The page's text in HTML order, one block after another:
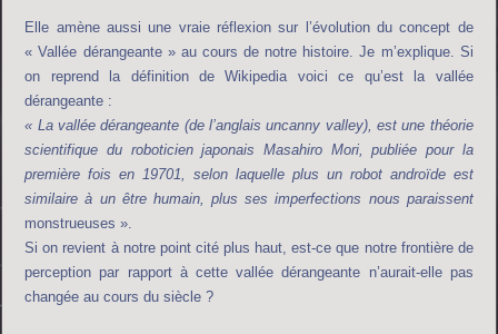
Elle amène aussi une vraie réflexion sur l’évolution du concept de
« Vallée dérangeante » au cours de notre histoire. Je m’explique. Si
on reprend la définition de Wikipedia voici ce qu’est la vallée
dérangeante :
« La vallée dérangeante (de l’anglais uncanny valley), est une théorie
scientifique du roboticien japonais Masahiro Mori, publiée pour la
première fois en 19701, selon laquelle plus un robot androïde est
similaire à un être humain, plus ses imperfections nous paraissent
monstrueuses ».
Si on revient à notre point cité plus haut, est-ce que notre frontière de
perception par rapport à cette vallée dérangeante n’aurait-elle pas
changée au cours du siècle ?